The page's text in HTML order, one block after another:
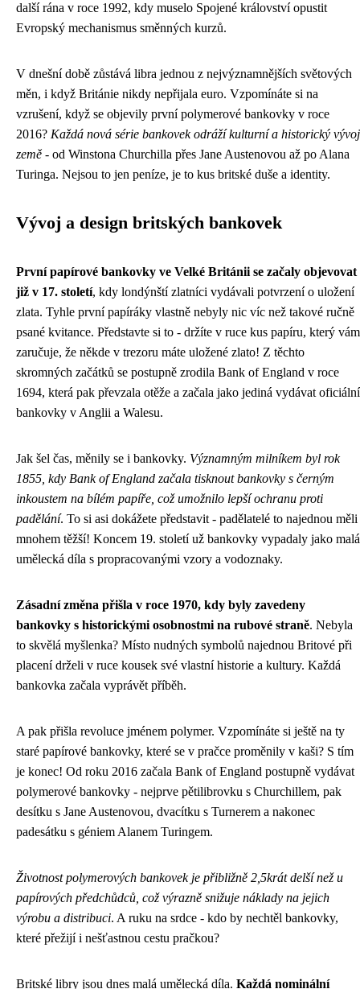
další rána v roce 1992, kdy muselo Spojené království opustit
Evropský mechanismus směnných kurzů.
V dnešní době zůstává libra jednou z nejvýznamnějších světových
měn, i když Británie nikdy nepřijala euro. Vzpomínáte si na
vzrušení, když se objevily první polymerové bankovky v roce
2016? Každá nová série bankovek odráží kulturní a historický vývoj
země - od Winstona Churchilla přes Jane Austenovou až po Alana
Turinga. Nejsou to jen peníze, je to kus britské duše a identity.
Vývoj a design britských bankovek
První papírové bankovky ve Velké Británii se začaly objevovat
již v 17. století, kdy londýnští zlatníci vydávali potvrzení o uložení
zlata. Tyhle první papíráky vlastně nebyly nic víc než takové ručně
psané kvitance. Představte si to - držíte v ruce kus papíru, který vám
zaručuje, že někde v trezoru máte uložené zlato! Z těchto
skromných začátků se postupně zrodila Bank of England v roce
1694, která pak převzala otěže a začala jako jediná vydávat oficiální
bankovky v Anglii a Walesu.
Jak šel čas, měnily se i bankovky. Významným milníkem byl rok
1855, kdy Bank of England začala tisknout bankovky s černým
inkoustem na bílém papíře, což umožnilo lepší ochranu proti
padělání. To si asi dokážete představit - padělatelé to najednou měli
mnohem těžší! Koncem 19. století už bankovky vypadaly jako malá
umělecká díla s propracovanými vzory a vodoznaky.
Zásadní změna přišla v roce 1970, kdy byly zavedeny
bankovky s historickými osobnostmi na rubové straně. Nebyla
to skvělá myšlenka? Místo nudných symbolů najednou Britové při
placení drželi v ruce kousek své vlastní historie a kultury. Každá
bankovka začala vyprávět příběh.
A pak přišla revoluce jménem polymer. Vzpomínáte si ještě na ty
staré papírové bankovky, které se v pračce proměnily v kaši? S tím
je konec! Od roku 2016 začala Bank of England postupně vydávat
polymerové bankovky - nejprve pětilibrovku s Churchillem, pak
desítku s Jane Austenovou, dvacítku s Turnerem a nakonec
padesátku s géniem Alanem Turingem.
Životnost polymerových bankovek je přibližně 2,5krát delší než u
papírových předchůdců, což výrazně snižuje náklady na jejich
výrobu a distribuci. A ruku na srdce - kdo by nechtěl bankovky,
které přežijí i nešťastnou cestu pračkou?
Britské libry jsou dnes malá umělecká díla. Každá nominální